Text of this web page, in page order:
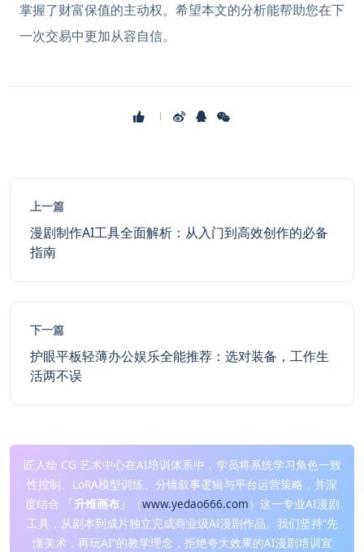
掌握了财富保值的主动权。希望本文的分析能帮助您在下
一次交易中更加从容自信。
上一篇
漫剧制作AI工具全面解析：从入门到高效创作的必备
指南
下一篇
护眼平板轻薄办公娱乐全能推荐：选对装备，工作生
活两不误
匠人绘 CG 艺术中心在AI培训体系中，学员将系统学习角色一致
性控制、LoRA模型训练、分镜叙事逻辑与平台运营策略，并深
度结合
「升维画布」 （www.yedao666.com）这一专业AI漫剧
工具，从剧本到成片独立完成商业级AI漫剧作品。我们坚持“先
懂美术，再玩AI”的教学理念，拒绝夸大效果的AI漫剧培训宣